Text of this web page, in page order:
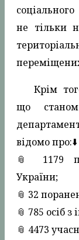
не тільки
переміщених
Крім
що
відомо про:⬇️
📎 1179
України;
📎 32
📎 785 осіб
📎 4473